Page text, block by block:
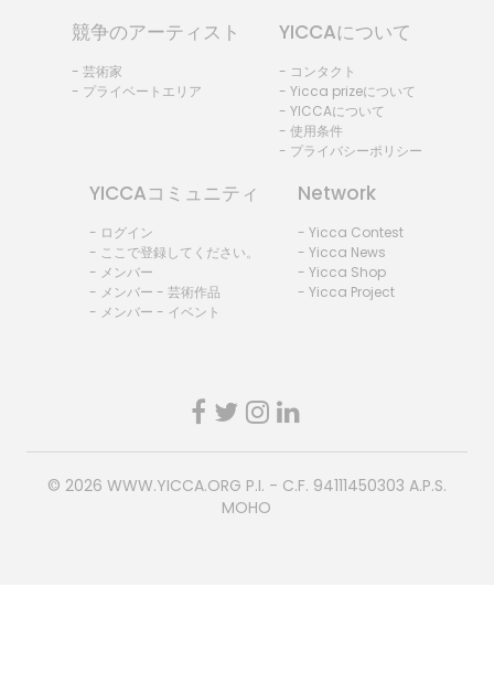
競争のアーティスト
- 芸術家
- プライベートエリア
YICCAについて
- コンタクト
- Yicca prizeについて
- YICCAについて
- 使用条件
- プライバシーポリシー
YICCAコミュニティ
- ログイン
- ここで登録してください。
- メンバー
- メンバー - 芸術作品
- メンバー - イベント
Network
- Yicca Contest
- Yicca News
- Yicca Shop
- Yicca Project
© 2026 WWW.YICCA.ORG P.I. - C.F. 94111450303 A.P.S.
MOHO